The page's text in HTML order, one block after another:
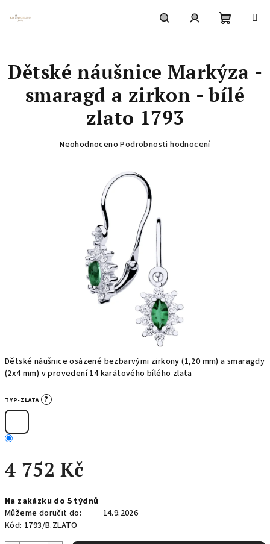
košík
Dětské náušnice osázené bezbarvými zirkony (1,20 mm) a smaragdy
(2x4 mm) v provedení 14 karátového bílého zlata
TYP-ZLATA ?
4 752 Kč
cena:
Na zakázku do 5 týdnů
Můžeme doručit do:
14.9.2026
Kód: 1793/B.ZLATO
Dětské náušnice Markýza -
smaragd a zirkon - bílé
zlato 1793
Průměrné
hvězdiček.
Neohodnoceno Podrobnosti hodnocení